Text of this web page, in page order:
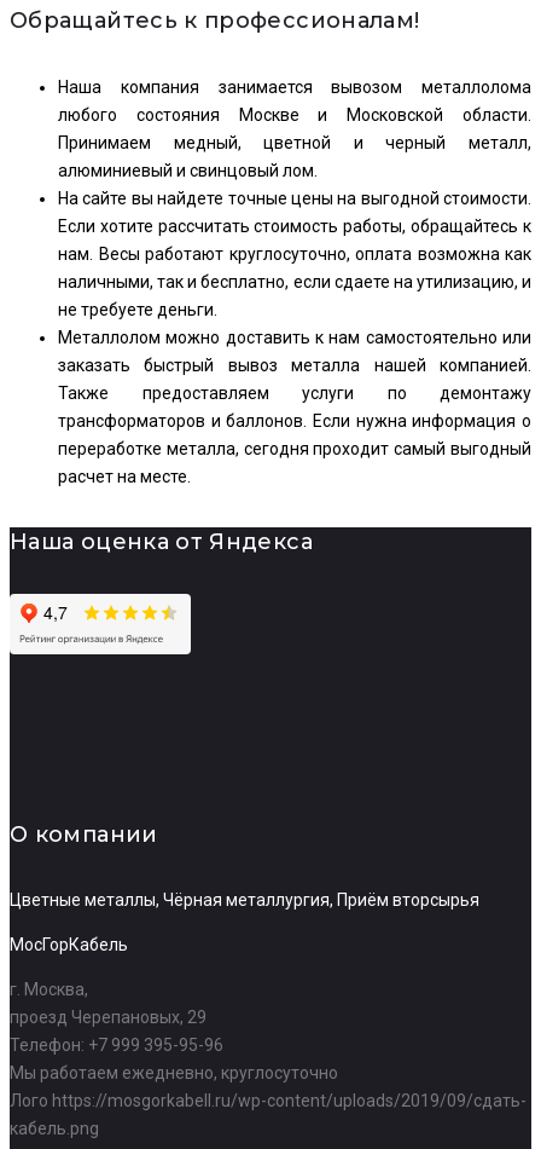
Обращайтесь к профессионалам!
Наша компания занимается вывозом металлолома
любого состояния Москве и Московской области.
Принимаем медный, цветной и черный металл,
алюминиевый и свинцовый лом.
На сайте вы найдете точные цены на выгодной стоимости.
Если хотите рассчитать стоимость работы, обращайтесь к
нам. Весы работают круглосуточно, оплата возможна как
наличными, так и бесплатно, если сдаете на утилизацию, и
не требуете деньги.
Металлолом можно доставить к нам самостоятельно или
заказать быстрый вывоз металла нашей компанией.
Также предоставляем услуги по демонтажу
трансформаторов и баллонов. Если нужна информация о
переработке металла, сегодня проходит самый выгодный
расчет на месте.
Наша оценка от Яндекса
О компании
Цветные металлы, Чёрная металлургия, Приём вторсырья
МосГорКабель
г. Москва,
проезд Черепановых, 29
Телефон: +7 999 395-95-96
Мы работаем ежедневно, круглосуточно
Лого https://mosgorkabell.ru/wp-content/uploads/2019/09/сдать-
кабель.png